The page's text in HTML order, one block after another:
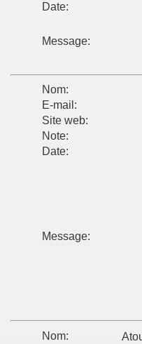
Date:
Message:
Nom:
E-mail:
Site web:
Note:
Date:
Message:
Nom: